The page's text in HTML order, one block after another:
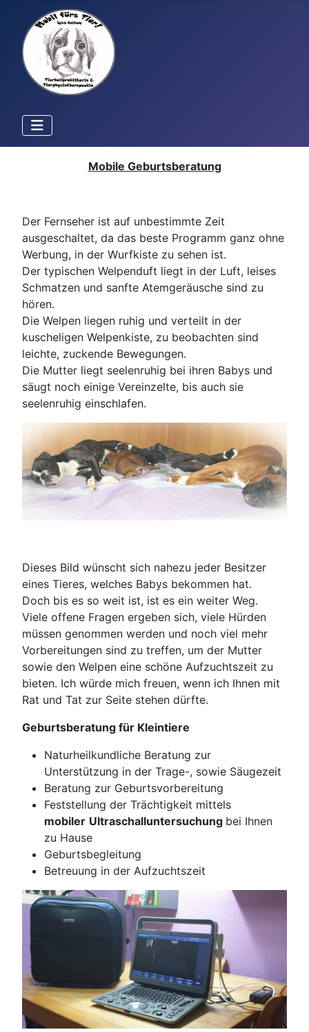
Mobile Geburtsberatung
Der Fernseher ist auf unbestimmte Zeit
ausgeschaltet, da das beste Programm ganz ohne
Werbung, in der Wurfkiste zu sehen ist.
Der typischen Welpenduft liegt in der Luft, leises
Schmatzen und sanfte Atemgeräusche sind zu
hören.
Die Welpen liegen ruhig und verteilt in der
kuscheligen Welpenkiste, zu beobachten sind
leichte, zuckende Bewegungen.
Die Mutter liegt seelenruhig bei ihren Babys und
säugt noch einige Vereinzelte, bis auch sie
seelenruhig einschlafen.
Dieses Bild wünscht sich nahezu jeder Besitzer
eines Tieres, welches Babys bekommen hat.
Doch bis es so weit ist, ist es ein weiter Weg.
Viele offene Fragen ergeben sich, viele Hürden
müssen genommen werden und noch viel mehr
Vorbereitungen sind zu treffen, um der Mutter
sowie den Welpen eine schöne Aufzuchtszeit zu
bieten. Ich würde mich freuen, wenn ich Ihnen mit
Rat und Tat zur Seite stehen dürfte.
Geburtsberatung für Kleintiere
Naturheilkundliche Beratung zur
Unterstützung in der Trage-, sowie Säugezeit
Beratung zur Geburtsvorbereitung
Feststellung der Trächtigkeit mittels
mobiler Ultraschalluntersuchung bei Ihnen
zu Hause
Geburtsbegleitung
Betreuung in der Aufzuchtszeit